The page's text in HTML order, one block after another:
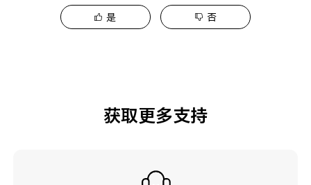
是 否
获取更多支持